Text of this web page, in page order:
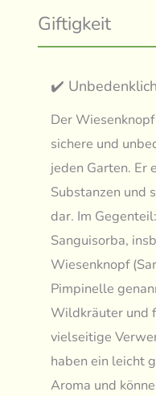
Giftigkeit
✔️ Unbedenklich
Der
sichere und
jeden Garten. Er
Substanzen und
dar. Im
Sanguisorba,
Wiesenknopf
Pimpinelle
Wildkräuter und
vielseitige
haben ein leicht
Aroma und